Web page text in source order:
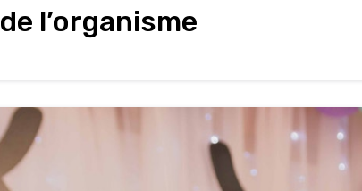
l’organisme